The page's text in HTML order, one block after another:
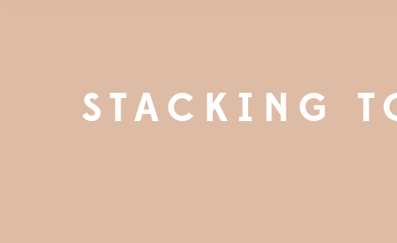
STACKING